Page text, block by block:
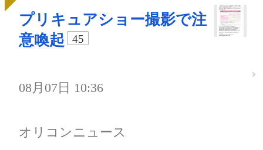
プリキュアショー撮影で注
意喚起
45
08月07日 10:36
オリコンニュース